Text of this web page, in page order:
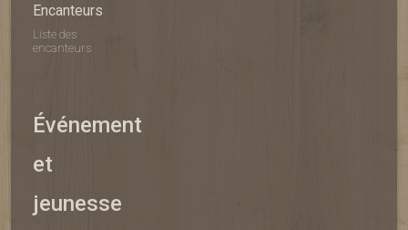
Encanteurs
Liste des
encanteurs
Événement
et
jeunesse